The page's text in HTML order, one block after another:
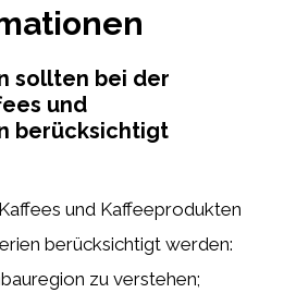
sollten bei der
und
berücksichtigt
und Kaffeeprodukten
berücksichtigt werden:
zu verstehen;